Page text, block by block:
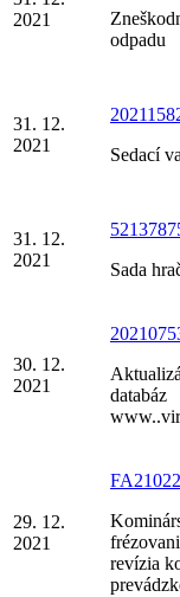
2021
odpadu
31. 12.
2021
Sedací
31. 12.
2021
Sada
30. 12.
2021
databáz
29. 12.
2021
revízia